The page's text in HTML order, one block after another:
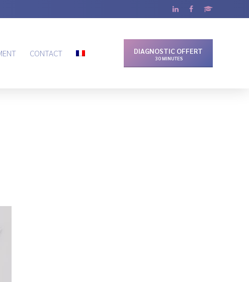
DIAGNOSTIC OFFERT
CONTACT